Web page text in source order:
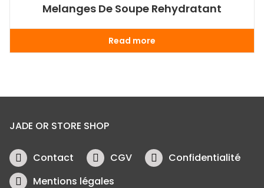
Melanges De Soupe Rehydratant
Read more
JADE OR STORE SHOP
Contact CGV
Confidentialité
Mentions légales